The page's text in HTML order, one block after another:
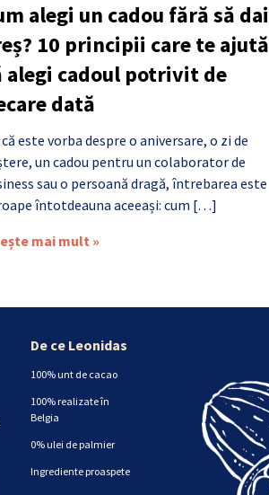
alegi un cadou fără să dai
10 principii care te ajută
alegi cadoul potrivit de
dată
că este vorba despre o aniversare, o zi de
un cadou pentru un colaborator de
sau o persoană dragă, întrebarea este
întotdeauna aceeași: cum […]
mai mult »
De ce Leonidas
100% unt de cacao
100% realizate în
Belgia
0% ulei de palmier
Ingrediente proaspete